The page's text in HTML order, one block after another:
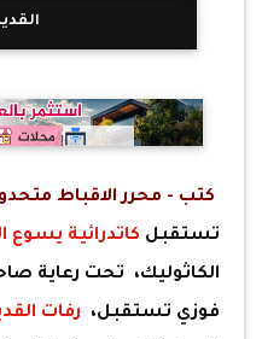
كتب - محرر الاقباط
تستقبل كاتدرائية يسوع
الكاثوليك، تحت رعاية
فوزي تستقبل،
رفات